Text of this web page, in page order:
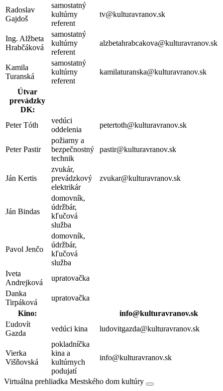
Radoslav
Gajdoš
samostatný
kultúrny
referent
tv@kulturavranov.sk
Ing. Alžbeta
Hrabčáková
samostatný
kultúrny
referent
alzbetahrabcakova@kulturavranov.sk
Kamila
Turanská
samostatný
kultúrny
referent
kamilaturanska@kulturavranov.sk
Útvar
prevádzky
DK:
Peter Tóth
vedúci
oddelenia
petertoth@kulturavranov.sk
Peter Pastir
požiarny a
bezpečnostný
technik
pastir@kulturavranov.sk
Ján Kertis
zvukár,
prevádzkový
elektrikár
zvukar@kulturavranov.sk
Ján Bindas
domovník,
údržbár,
kľučová
služba
Pavol Jenčo
domovník,
údržbár,
kľučová
služba
Iveta
Andrejková
upratovačka
Danka
Tirpáková
upratovačka
Kino:
info@kulturavranov.sk
Ľudovít
Gazda
vedúci kina ludovitgazda@kulturavranov.sk
Vierka
Višňovská
pokladníčka
kina a
kultúrnych
podujatí
info@kulturavranov.sk
Virtuálna prehliadka Mestského dom kultúry